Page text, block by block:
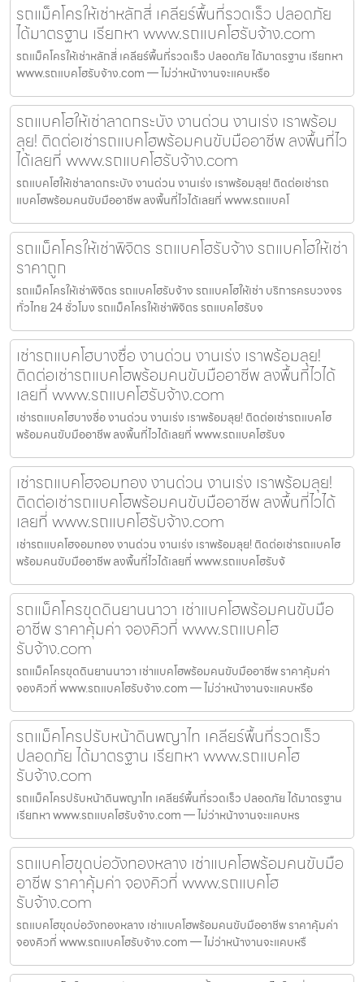
รถแม็คโครให้เช่าหลักสี่ เคลียร์พื้นที่รวดเร็ว ปลอดภัย
ได้มาตรฐาน เรียกหา www.รถแบคโฮรับจ้าง.com
รถแม็คโครให้เช่าหลักสี่ เคลียร์พื้นที่รวดเร็ว ปลอดภัย ได้มาตรฐาน เรียกหา
www.รถแบคโฮรับจ้าง.com — ไม่ว่าหน้างานจะแคบหรือ
รถแบคโฮให้เช่าลาดกระบัง งานด่วน งานเร่ง เราพร้อม
ลุย! ติดต่อเช่ารถแบคโฮพร้อมคนขับมืออาชีพ ลงพื้นที่ไว
ได้เลยที่ www.รถแบคโฮรับจ้าง.com
รถแบคโฮให้เช่าลาดกระบัง งานด่วน งานเร่ง เราพร้อมลุย! ติดต่อเช่ารถ
แบคโฮพร้อมคนขับมืออาชีพ ลงพื้นที่ไวได้เลยที่ www.รถแบคโ
รถแม็คโครให้เช่าพิจิตร รถแบคโฮรับจ้าง รถแบคโฮให้เช่า
ราคาถูก
รถแม็คโครให้เช่าพิจิตร รถแบคโฮรับจ้าง รถแบคโฮให้เช่า บริการครบวงจร
ทั่วไทย 24 ชั่วโมง รถแม็คโครให้เช่าพิจิตร รถแบคโฮรับจ
เช่ารถแบคโฮบางซื่อ งานด่วน งานเร่ง เราพร้อมลุย!
ติดต่อเช่ารถแบคโฮพร้อมคนขับมืออาชีพ ลงพื้นที่ไวได้
เลยที่ www.รถแบคโฮรับจ้าง.com
เช่ารถแบคโฮบางซื่อ งานด่วน งานเร่ง เราพร้อมลุย! ติดต่อเช่ารถแบคโฮ
พร้อมคนขับมืออาชีพ ลงพื้นที่ไวได้เลยที่ www.รถแบคโฮรับจ
เช่ารถแบคโฮจอมทอง งานด่วน งานเร่ง เราพร้อมลุย!
ติดต่อเช่ารถแบคโฮพร้อมคนขับมืออาชีพ ลงพื้นที่ไวได้
เลยที่ www.รถแบคโฮรับจ้าง.com
เช่ารถแบคโฮจอมทอง งานด่วน งานเร่ง เราพร้อมลุย! ติดต่อเช่ารถแบคโฮ
พร้อมคนขับมืออาชีพ ลงพื้นที่ไวได้เลยที่ www.รถแบคโฮรับจ้
รถแม็คโครขุดดินยานนาวา เช่าแบคโฮพร้อมคนขับมือ
อาชีพ ราคาคุ้มค่า จองคิวที่ www.รถแบคโฮ
รับจ้าง.com
รถแม็คโครขุดดินยานนาวา เช่าแบคโฮพร้อมคนขับมืออาชีพ ราคาคุ้มค่า
จองคิวที่ www.รถแบคโฮรับจ้าง.com — ไม่ว่าหน้างานจะแคบหรือ
รถแม็คโครปรับหน้าดินพญาไท เคลียร์พื้นที่รวดเร็ว
ปลอดภัย ได้มาตรฐาน เรียกหา www.รถแบคโฮ
รับจ้าง.com
รถแม็คโครปรับหน้าดินพญาไท เคลียร์พื้นที่รวดเร็ว ปลอดภัย ได้มาตรฐาน
เรียกหา www.รถแบคโฮรับจ้าง.com — ไม่ว่าหน้างานจะแคบหร
รถแบคโฮขุดบ่อวังทองหลาง เช่าแบคโฮพร้อมคนขับมือ
อาชีพ ราคาคุ้มค่า จองคิวที่ www.รถแบคโฮ
รับจ้าง.com
รถแบคโฮขุดบ่อวังทองหลาง เช่าแบคโฮพร้อมคนขับมืออาชีพ ราคาคุ้มค่า
จองคิวที่ www.รถแบคโฮรับจ้าง.com — ไม่ว่าหน้างานจะแคบหรื